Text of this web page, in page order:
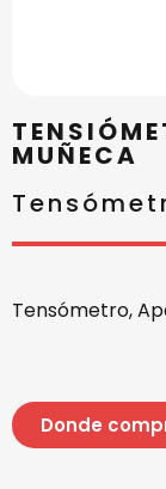
MUÑECA
Tensómetro,
Donde